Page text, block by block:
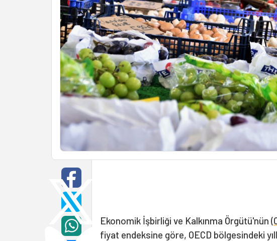
Ekonomik İşbirliği ve Kalkınma Örgütü'nün (
fiyat endeksine göre, OECD bölgesindeki